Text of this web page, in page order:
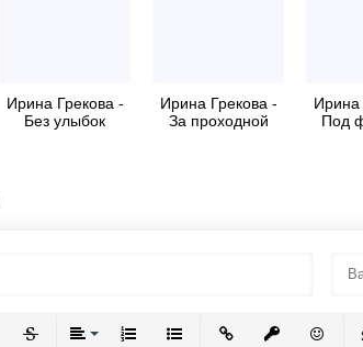
Ирина Грекова -
Без улыбок
Ирина Грекова -
За проходной
Ирина
Под